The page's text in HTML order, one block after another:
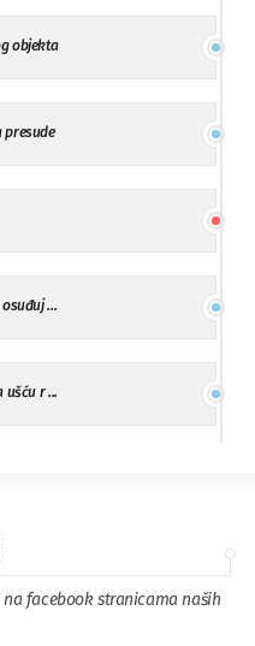
objekta
presude
...
ušću r ...
facebook stranicama naših